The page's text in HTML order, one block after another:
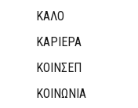
ΚΑΛΟ
ΚΑΡΙΕΡΑ
ΚΟΙΝΣΕΠ
ΚΟΙΝΩΝΙΑ